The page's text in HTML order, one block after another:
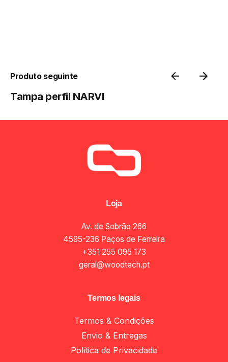
Produto seguinte
Tampa perfil NARVI
Loja
Av. de Sobrão 266
4595-236 Paços de Ferreira
+351 255 095 173
geral@woodtech.pt
Termos legais
Termos & Condições
Envio & Entregas
Política de Privacidade